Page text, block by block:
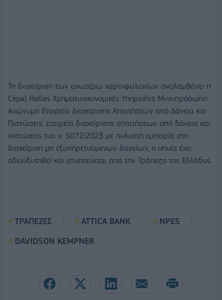
Τη διαχείριση των ανωτέρω χαρτοφυλακίων αναλαμβάνει η
Cepal Hellas Χρηματοοικονομικές Υπηρεσίες Μονοπρόσωπη
Ανώνυμη Εταιρεία Διαχείρισης Απαιτήσεων από Δάνεια και
Πιστώσεις, εταιρεία διαχείρισης απαιτήσεων από δάνεια και
πιστώσεις του ν. 5072/2023 με πολυετή εμπειρία στη
διαχείριση μη εξυπηρετούμενων δανείων, η οποία έχει
αδειοδοτηθεί και εποπτεύεται από την Τράπεζα της Ελλάδος.
ΤΡΑΠΕΖΕΣ ATTICA BANK
NPES
DAVIDSON KEMPNER